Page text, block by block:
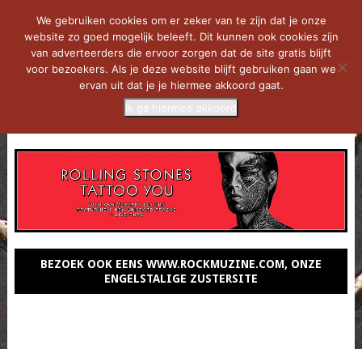
BEZOEK OOK EENS WWW.ROCKMUZINE.COM, ONZE
ENGELSTALIGE ZUSTERSITE
We gebruiken cookies om er zeker van te zijn dat je onze
website zo goed mogelijk beleeft. Dit kunnen ook cookies zijn
van adverteerders die ervoor zorgen dat de site gratis blijft
voor bezoekers. Als je deze website blijft gebruiken gaan we
ervan uit dat je je hiermee akkoord gaat.
Ik ga hiermee akkoord